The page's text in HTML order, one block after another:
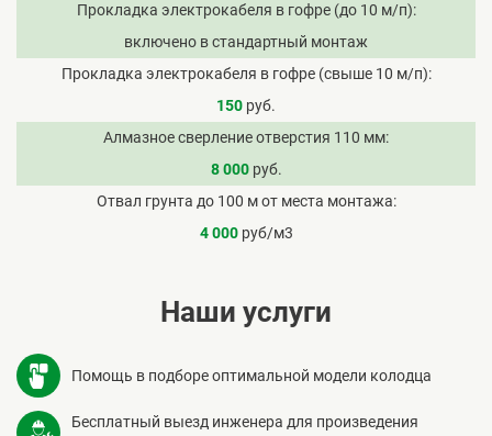
Прокладка электрокабеля в гофре (до 10 м/п)
включено в стандартный монтаж
Прокладка электрокабеля в гофре (свыше 10 м/п)
150 руб.
Алмазное сверление отверстия 110 мм
8 000руб.
Отвал грунта до 100 м от места монтажа
4 000руб/м3
Наши услуги
Помощь в подборе оптимальной модели колодца
Бесплатный выезд инженера для произведения